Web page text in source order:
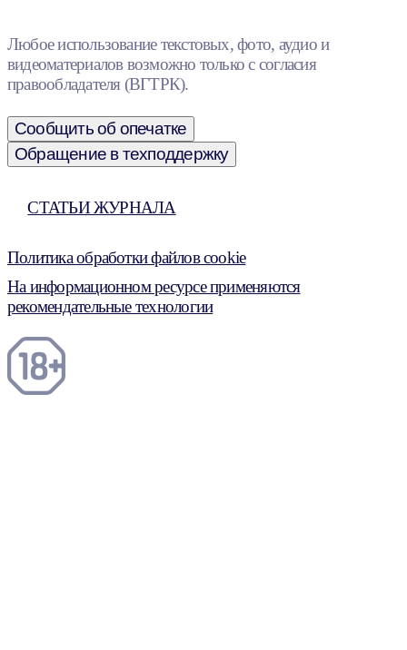
Любое использование текстовых, фото, аудио и
видеоматериалов возможно только с согласия
правообладателя (ВГТРК).
Сообщить об опечатке
Обращение в техподдержку
СТАТЬИ ЖУРНАЛА
Политика обработки файлов cookie
На информационном ресурсе применяются
рекомендательные технологии